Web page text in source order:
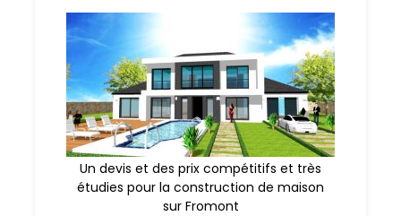
Un devis et des prix compétitifs et très
étudies pour la construction de maison
sur Fromont